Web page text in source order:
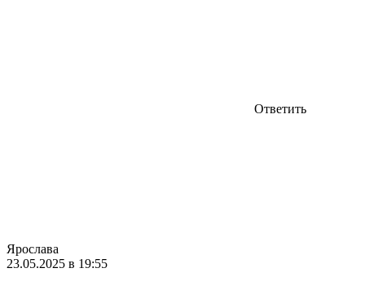
Ответить
Ярослава
23.05.2025 в 19:55